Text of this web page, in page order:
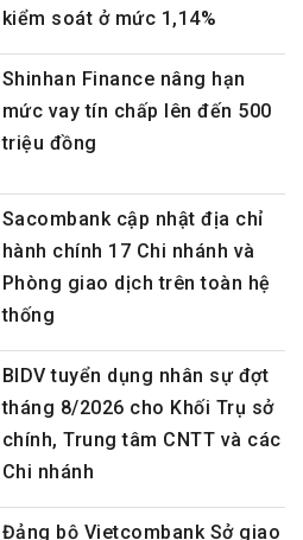
kiểm soát ở mức 1,14%
Shinhan Finance nâng hạn
mức vay tín chấp lên đến 500
triệu đồng
Sacombank cập nhật địa chỉ
hành chính 17 Chi nhánh và
Phòng giao dịch trên toàn hệ
thống
BIDV tuyển dụng nhân sự đợt
tháng 8/2026 cho Khối Trụ sở
chính, Trung tâm CNTT và các
Chi nhánh
Đảng bộ Vietcombank Sở giao